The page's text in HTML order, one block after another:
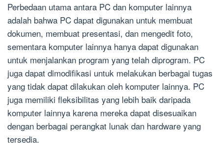
Perbedaan utama antara PC dan komputer lainnya
adalah bahwa PC dapat digunakan untuk membuat
dokumen, membuat presentasi, dan mengedit foto,
sementara komputer lainnya hanya dapat digunakan
untuk menjalankan program yang telah diprogram. PC
juga dapat dimodifikasi untuk melakukan berbagai tugas
yang tidak dapat dilakukan oleh komputer lainnya. PC
juga memiliki fleksibilitas yang lebih baik daripada
komputer lainnya karena mereka dapat disesuaikan
dengan berbagai perangkat lunak dan hardware yang
tersedia.